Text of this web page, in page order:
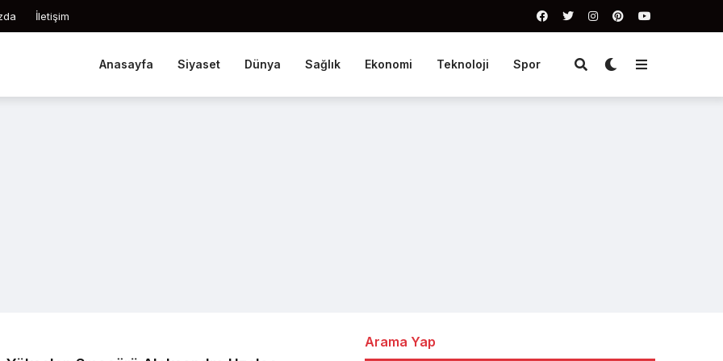
İletişim
Anasayfa Siyaset Dünya Sağlık Ekonomi Teknoloji Spor
Arama Yap